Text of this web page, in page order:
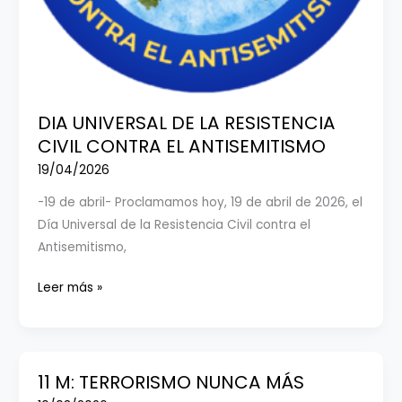
DIA UNIVERSAL DE LA RESISTENCIA
CIVIL CONTRA EL ANTISEMITISMO
19/04/2026
-19 de abril- Proclamamos hoy, 19 de abril de 2026, el
Día Universal de la Resistencia Civil contra el
Antisemitismo,
DIA
CIVIL
Leer más »
11 M: TERRORISMO NUNCA MÁS